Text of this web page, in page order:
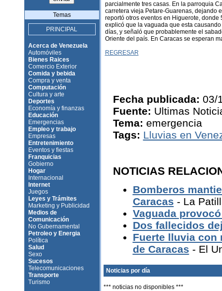
Temas
PRINCIPAL
Acerca de Venezuela
Automóviles
Bienes Raices
Comercio Exterior
Comida y bebida
Compra y venta
Computación
Cultura y arte
Deportes
Economía y finanzas
Educación
Emergencias
Empleo y trabajo
Empresas
Entretenimiento
Eventos y fiestas
Franquicias
Gobierno
Hogar
Internacional
Internet
Juegos
Leyes y Trámites
Marketing y Publicidad
Medios de
Comunicación
No Gubernamental
Petroleo y Energia
Política
Salud
Sexo
Sucesos
Telecomunicaciones
Transporte
Turismo
parcialmente tres casas. En la parroquia
carretera vieja Petare-Guarenas, dejando
reportó otros eventos en Higuerote,
explicó que la vaguada que esta
días, y señaló que probablemente el
Oriente del país. En Caracas se esperan
REGRESAR
Fecha publicada: 03/
Fuente: Ultimas
Tema: emergencia
Tags: Lluvias en
NOTICIAS
Bomberos
Caracas - La
Vaguada
Dos fallecidos
Fuerte lluvia con
de Caracas - El
Noticias por día
*** noticias no disponibles ***